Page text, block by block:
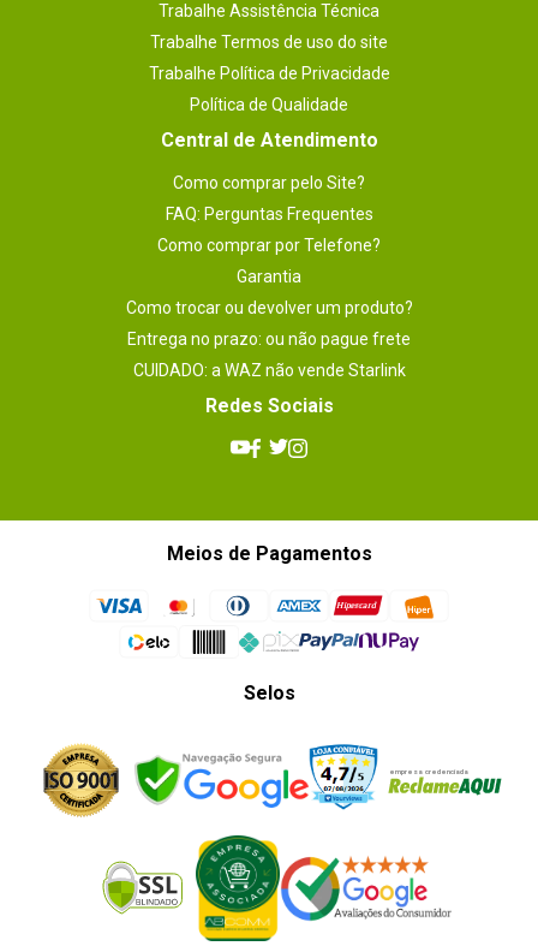
Trabalhe Assistência Técnica
Trabalhe Termos de uso do site
Trabalhe Política de Privacidade
Política de Qualidade
Central de Atendimento
Como comprar pelo Site?
FAQ: Perguntas Frequentes
Como comprar por Telefone?
Garantia
Como trocar ou devolver um produto?
Entrega no prazo: ou não pague frete
CUIDADO: a WAZ não vende Starlink
Redes Sociais
Meios de Pagamentos
Selos